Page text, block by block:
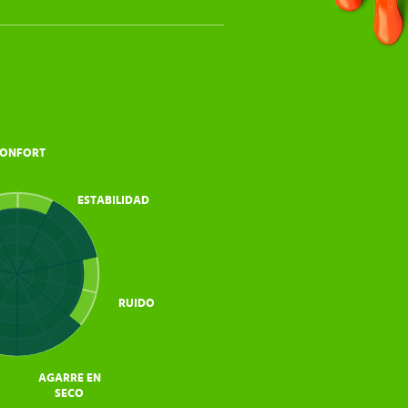
ESTABILIDAD
RUIDO
AGARRE EN
SECO